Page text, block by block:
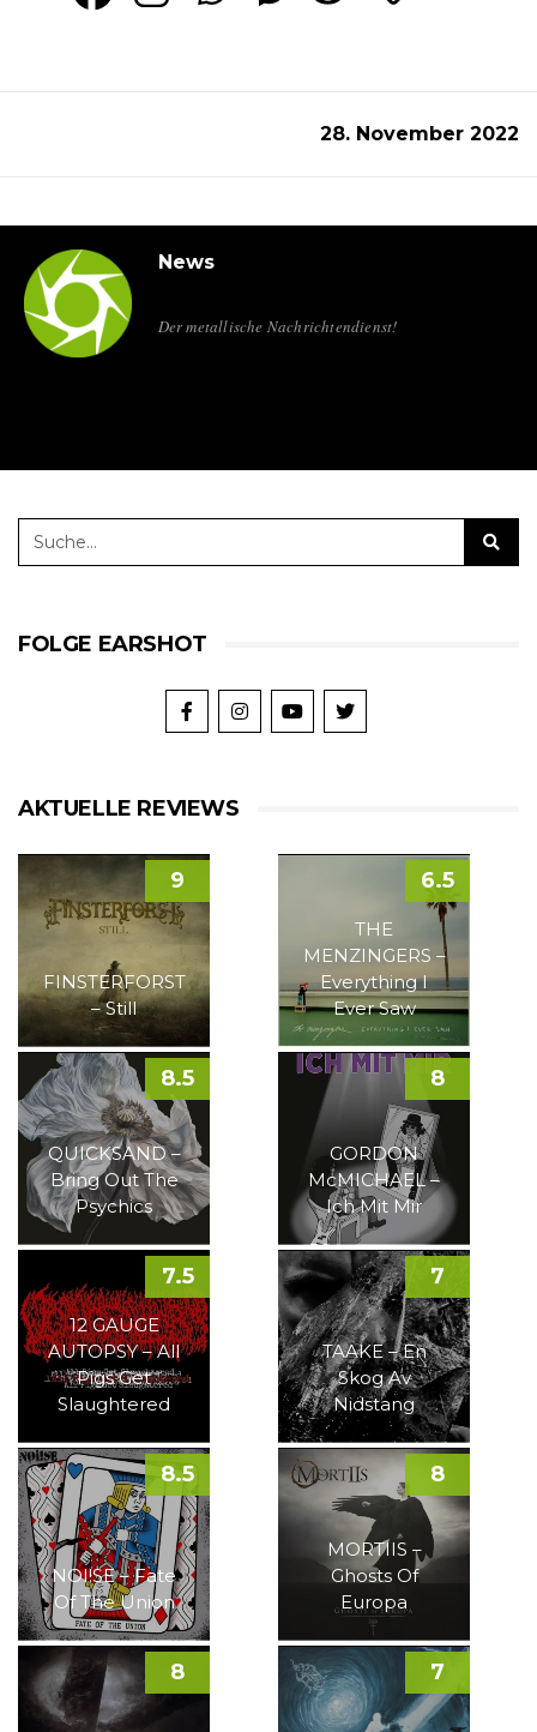
28. November 2022
News
Der metallische Nachrichtendienst!
FOLGE EARSHOT
AKTUELLE REVIEWS
FINSTERFORST
– Still
9
THE
MENZINGERS –
Everything I
Ever Saw
6.5
QUICKSAND –
Bring Out The
Psychics
8.5
GORDON
McMICHAEL –
Ich Mit Mir
8
12 GAUGE
AUTOPSY – All
Pigs Get
Slaughtered
7.5
TAAKE – En
Skog Av
Nidstang
7
NOI!SE – Fate
Of The Union
8.5
MORTIIS –
Ghosts Of
Europa
8
8 7